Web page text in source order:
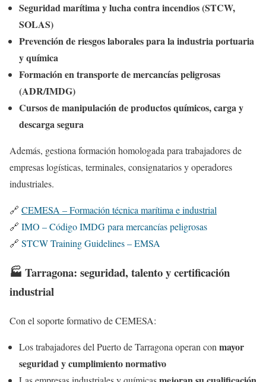
Seguridad marítima y lucha contra incendios (STCW,
SOLAS)
Prevención de riesgos laborales para la industria portuaria
y química
Formación en transporte de mercancías peligrosas
(ADR/IMDG)
Cursos de manipulación de productos químicos, carga y
descarga segura
Además, gestiona formación homologada para trabajadores de
empresas logísticas, terminales, consignatarios y operadores
industriales.
🔗 CEMESA – Formación técnica marítima e industrial
🔗 IMO – Código IMDG para mercancías peligrosas
🔗 STCW Training Guidelines – EMSA
🏭 Tarragona: seguridad, talento y certificación
industrial
Con el soporte formativo de CEMESA:
Los trabajadores del Puerto de Tarragona operan con mayor
seguridad y cumplimiento normativo